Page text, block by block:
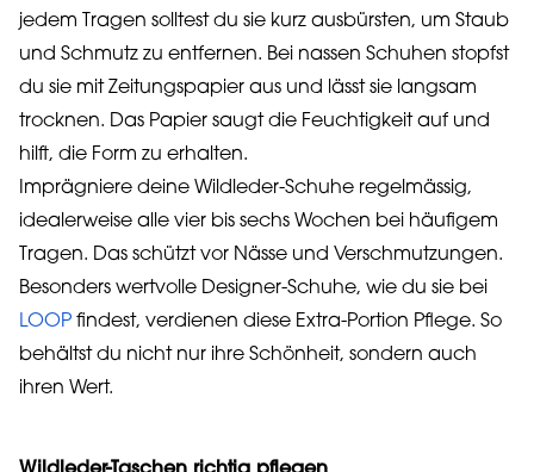
jedem Tragen solltest du sie kurz ausbürsten, um Staub
und Schmutz zu entfernen. Bei nassen Schuhen stopfst
du sie mit Zeitungspapier aus und lässt sie langsam
trocknen. Das Papier saugt die Feuchtigkeit auf und
hilft, die Form zu erhalten.
Imprägniere deine Wildleder-Schuhe regelmässig,
idealerweise alle vier bis sechs Wochen bei häufigem
Tragen. Das schützt vor Nässe und Verschmutzungen.
Besonders wertvolle Designer-Schuhe, wie du sie bei
LOOP findest, verdienen diese Extra-Portion Pflege. So
behältst du nicht nur ihre Schönheit, sondern auch
ihren Wert.